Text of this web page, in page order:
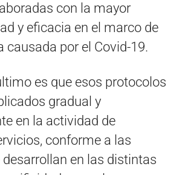
con la mayor
y eficacia en el marco de
causada por el Covid-19.
es que esos protocolos
gradual y
en la actividad de
conforme a las
en las distintas